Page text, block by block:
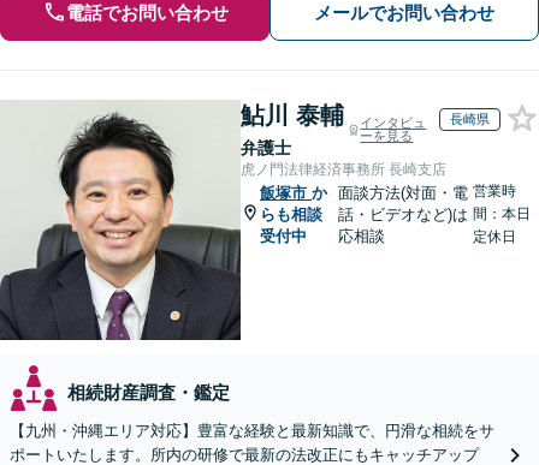
電話でお問い合わせ メールでお問い合わせ
鮎川 泰輔
弁護士
インタビュ
ーを見る
長崎県
虎ノ門法律経済事務所 長崎支店
飯塚市 か
らも相談
受付中
面談方法(対面・電
話・ビデオなど)は
応相談
営業時
間：本日
定休日
相続財産調査・鑑定
【九州・沖縄エリア対応】豊富な経験と最新知識で、円滑な相続をサ
ポートいたします。所内の研修で最新の法改正にもキャッチアップ